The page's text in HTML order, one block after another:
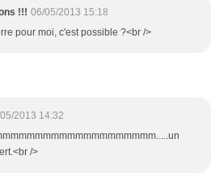
!!! 06/05/2013 15:18
pour moi, c'est possible ?<br />
2013 14:32
/>